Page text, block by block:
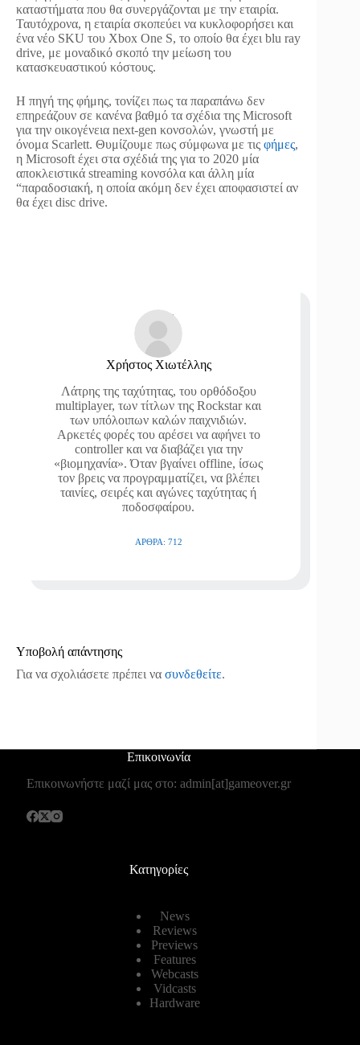
καταστήματα που θα συνεργάζονται με την εταιρία.
Ταυτόχρονα, η εταιρία σκοπεύει να κυκλοφορήσει και
ένα νέο SKU του Xbox One S, το οποίο θα έχει blu ray
drive, με μοναδικό σκοπό την μείωση του
κατασκευαστικού κόστους.
Η πηγή της φήμης, τονίζει πως τα παραπάνω δεν
επηρεάζουν σε κανένα βαθμό τα σχέδια της Microsoft
για την οικογένεια next-gen κονσολών, γνωστή με
όνομα Scarlett. Θυμίζουμε πως σύμφωνα με τις φήμες,
η Microsoft έχει στα σχέδιά της για το 2020 μία
αποκλειστικά streaming κονσόλα και άλλη μία
“παραδοσιακή, η οποία ακόμη δεν έχει αποφασιστεί αν
θα έχει disc drive.
Χρήστος Χιωτέλλης
Λάτρης της ταχύτητας, του ορθόδοξου
multiplayer, των τίτλων της Rockstar και
των υπόλοιπων καλών παιχνιδιών.
Αρκετές φορές του αρέσει να αφήνει το
controller και να διαβάζει για την
«βιομηχανία». Όταν βγαίνει offline, ίσως
τον βρεις να προγραμματίζει, να βλέπει
ταινίες, σειρές και αγώνες ταχύτητας ή
ποδοσφαίρου.
ΆΡΘΡΑ: 712
Υποβολή απάντησης
Για να σχολιάσετε πρέπει να συνδεθείτε.
Επικοινωνία
Επικοινωνήστε μαζί μας στο: admin[at]gameover.gr
Κατηγορίες
News
Reviews
Previews
Features
Webcasts
Vidcasts
Hardware